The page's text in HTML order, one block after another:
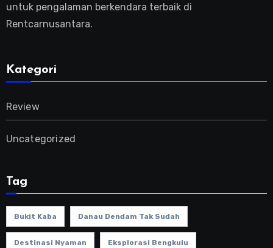
untuk pengalaman berkendara terbaik di
Rentcarnusantara.
Kategori
Review
Uncategorized
Tag
Bukit Kaba Danau Dendam Tak Sudah
Destinasi Nyaman Eksplorasi Bengkulu